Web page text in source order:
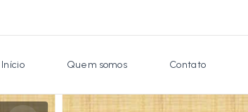
Início Quem somos Contato